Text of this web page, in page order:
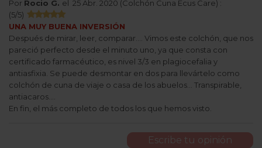
Por Rocio G. el 25 Abr. 2020 (Colchón Cuna Ecus Care) :
(5/5)
UNA MUY BUENA INVERSIÓN
Después de mirar, leer, comparar.... Vimos este colchón, que nos
pareció perfecto desde el minuto uno, ya que consta con
certificado farmacéutico, es nivel 3/3 en plagiocefalia y
antiasfixia. Se puede desmontar en dos para llevártelo como
colchón de cuna de viaje o casa de los abuelos... Transpirable,
antiacaros....
En fin, el más completo de todos los que hemos visto.
Escribe tu opinión